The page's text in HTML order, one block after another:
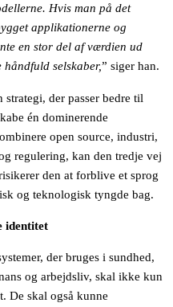
Hvis man på det
applikationerne og
en stor del af værdien ud
selskaber,” siger han.
der passer bedre til
én dominerende
open source, industri,
regulering, kan den tredje vej
den at forblive et sprog
og teknologisk tyngde bag.
identitet
der bruges i sundhed,
og arbejdsliv, skal ikke kun
De skal også kunne